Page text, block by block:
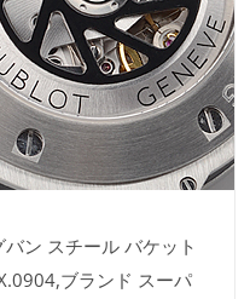
ン スチール バケット
ブランド スーパ